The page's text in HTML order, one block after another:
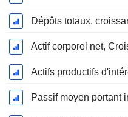
Dépôts totaux,
Actif corporel net,